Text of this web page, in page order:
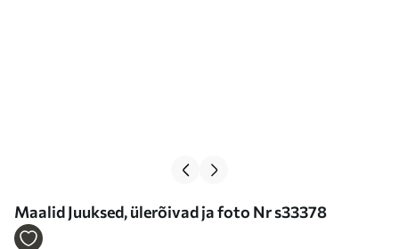
Maalid Juuksed, ülerõivad ja foto Nr s33378